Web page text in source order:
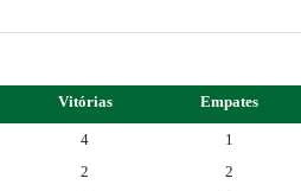
Vitórias Empates
4 1
2 2